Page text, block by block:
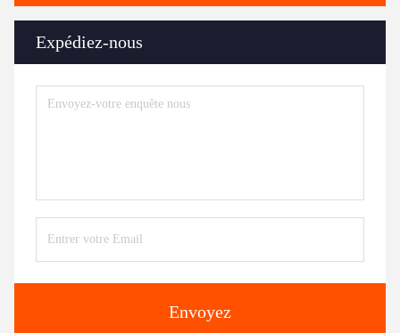
Expédiez-nous
Envoyez